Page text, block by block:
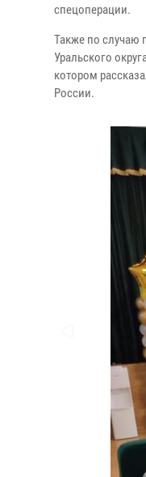
спецоперации.
Также по случаю
Уральского
котором
России.